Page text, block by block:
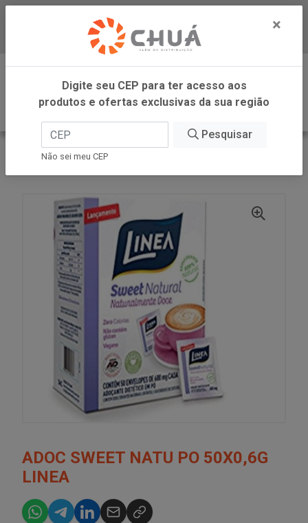
Baixe já nosso APP
0
INÍCIO
LINEA ALIMENTOS
ADOC SWEET NATU PO 50X0,6G
LINEA
×
Digite seu CEP para ter acesso aos
produtos e ofertas exclusivas da sua região
Pesquisar
Não sei meu CEP